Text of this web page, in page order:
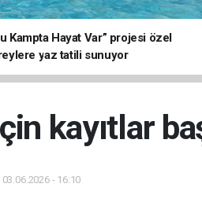
Kampta Hayat Var” projesi özel
yaz tatili sunuyor
kayıtlar
- 16:10